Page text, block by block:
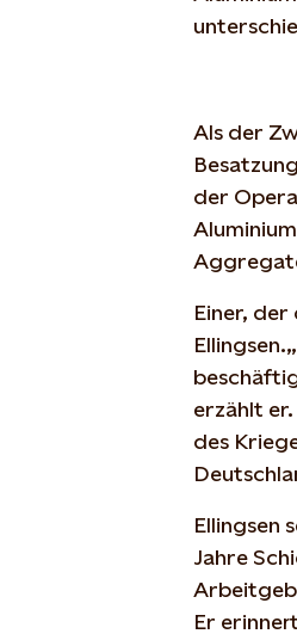
Als der
der
Einer,
erzählt
des
Ellingsen
Jahre
Er